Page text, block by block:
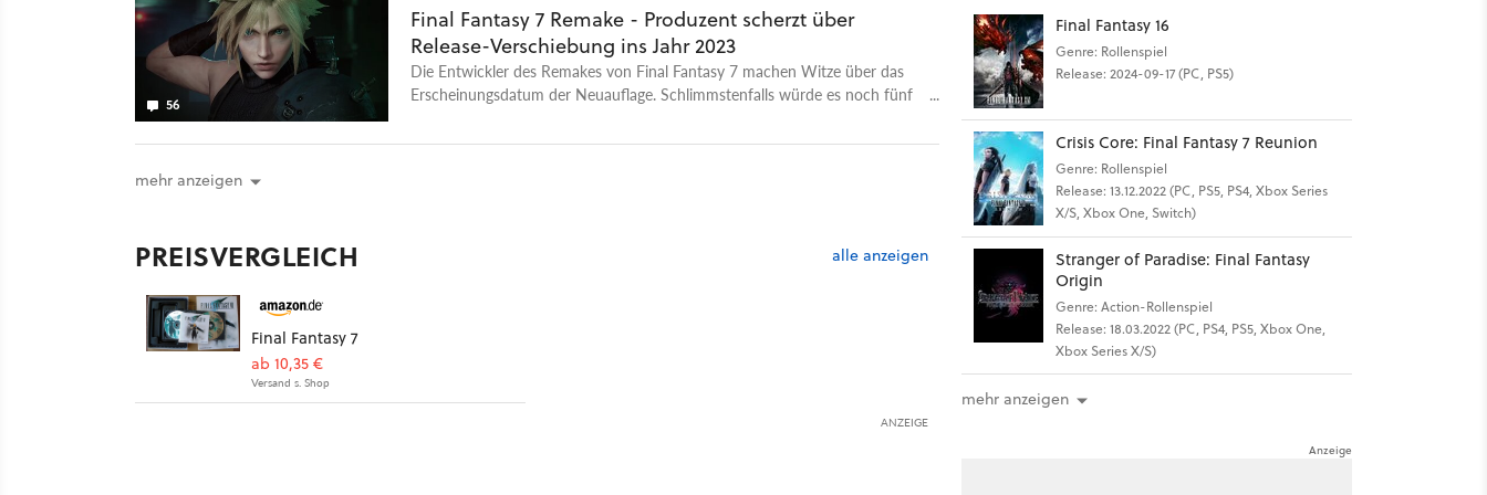
56
Final Fantasy 7 Remake - Produzent scherzt über
Release-Verschiebung ins Jahr 2023
Die Entwickler des Remakes von Final Fantasy 7 machen Witze über das
Erscheinungsdatum der Neuauflage. Schlimmstenfalls würde es noch fünf
mehr anzeigen
PREISVERGLEICH alle anzeigen
Final Fantasy 7
ab 10,35 €
Versand s. Shop
ANZEIGE
Final Fantasy 16
Genre: Rollenspiel
Release: 2024-09-17 (PC, PS5)
Crisis Core: Final Fantasy 7 Reunion
Genre: Rollenspiel
Release: 13.12.2022 (PC, PS5, PS4, Xbox Series
X/S, Xbox One, Switch)
Stranger of Paradise: Final Fantasy
Origin
Genre: Action-Rollenspiel
Release: 18.03.2022 (PC, PS4, PS5, Xbox One,
Xbox Series X/S)
mehr anzeigen